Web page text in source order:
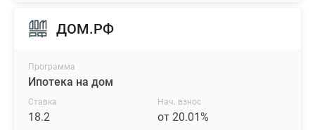
ДОМ.РФ
Программа
Ипотека на дом
Ставка
18.2
Нач. взнос
от 20.01%